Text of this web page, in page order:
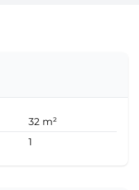
32 m²
1